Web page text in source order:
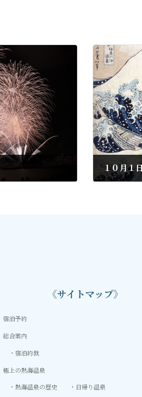
１０月１
《サイトマップ》
宿泊予約
総合案内
宿泊約款
極上の熱海温泉
熱海温泉の歴史
日帰り温泉